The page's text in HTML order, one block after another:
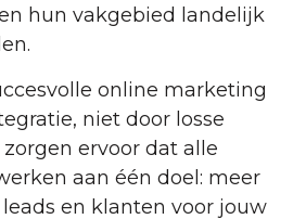
hun vakgebied landelijk
online marketing
niet door losse
ervoor dat alle
aan één doel: meer
en klanten voor jouw